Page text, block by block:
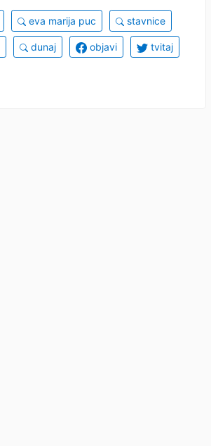
eva marija puc stavnice
dunaj objavi tvitaj